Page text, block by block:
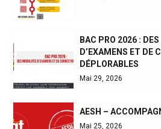
BAC PRO 2026 :
D’EXAMENS ET DE
DÉPLORABLES
Mai 29, 2026
AESH –
Mai 25, 2026